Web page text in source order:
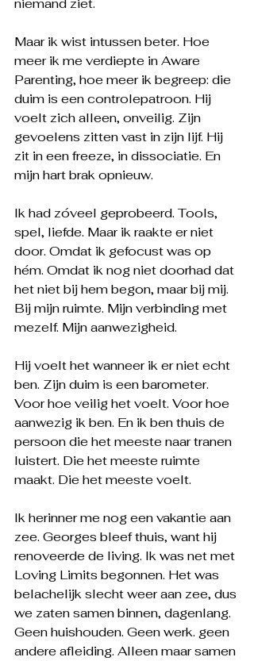
niemand ziet.
Maar ik wist intussen beter. Hoe
meer ik me verdiepte in Aware
Parenting, hoe meer ik begreep: die
duim is een controlepatroon. Hij
voelt zich alleen, onveilig. Zijn
gevoelens zitten vast in zijn lijf. Hij
zit in een freeze, in dissociatie. En
mijn hart brak opnieuw.
Ik had zóveel geprobeerd. Tools,
spel, liefde. Maar ik raakte er niet
door. Omdat ik gefocust was op
hém. Omdat ik nog niet doorhad dat
het niet bij hem begon, maar bij mij.
Bij mijn ruimte. Mijn verbinding met
mezelf. Mijn aanwezigheid.
Hij voelt het wanneer ik er niet echt
ben. Zijn duim is een barometer.
Voor hoe veilig het voelt. Voor hoe
aanwezig ik ben. En ik ben thuis de
persoon die het meeste naar tranen
luistert. Die het meeste ruimte
maakt. Die het meeste voelt.
Ik herinner me nog een vakantie aan
zee. Georges bleef thuis, want hij
renoveerde de living. Ik was net met
Loving Limits begonnen. Het was
belachelijk slecht weer aan zee, dus
we zaten samen binnen, dagenlang.
Geen huishouden. Geen werk. geen
andere afleiding. Alleen maar samen